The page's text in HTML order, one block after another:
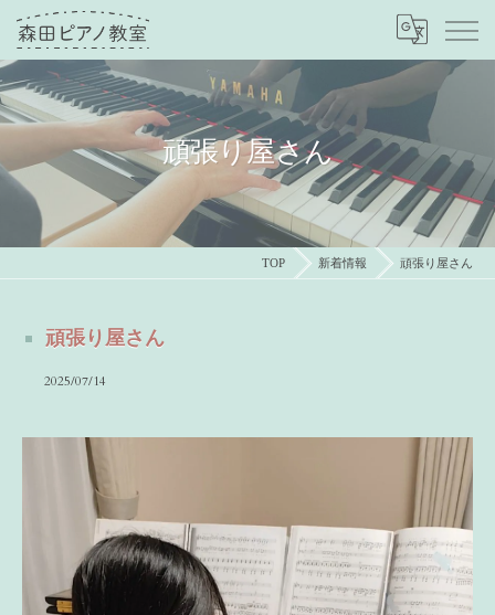
頑張り屋さん
TOP 新着情報 頑張り屋さん
頑張り屋さん
2025/07/14